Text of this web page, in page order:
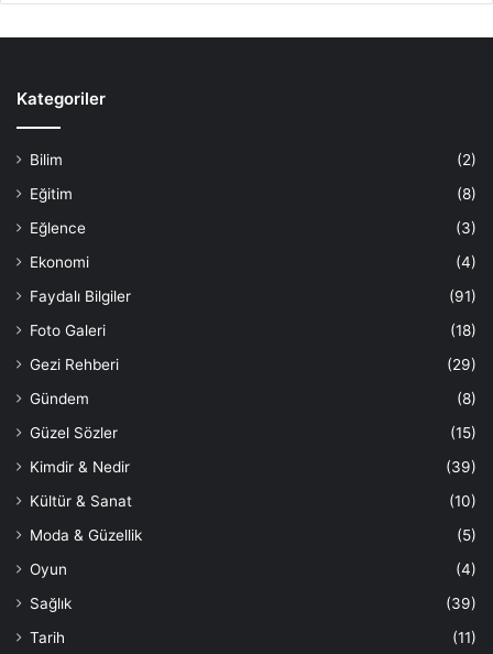
Kategoriler
Bilim
(2)
Eğitim
(8)
Eğlence
(3)
Ekonomi
(4)
Faydalı Bilgiler
(91)
Foto Galeri
(18)
Gezi Rehberi
(29)
Gündem
(8)
Güzel Sözler
(15)
Kimdir & Nedir
(39)
Kültür & Sanat
(10)
Moda & Güzellik
(5)
Oyun
(4)
Sağlık
(39)
Tarih
(11)